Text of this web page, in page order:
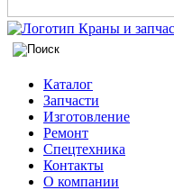
Каталог
Запчасти
Изготовление
Ремонт
Спецтехника
Контакты
О компании